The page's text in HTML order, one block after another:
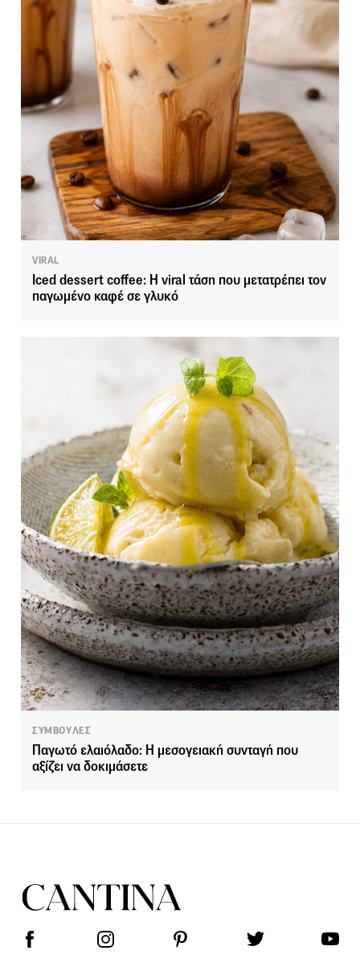
VIRAL
Iced dessert coffee: Η viral τάση που μετατρέπει τον
παγωμένο καφέ σε γλυκό
ΣΥΜΒΟΥΛΕΣ
Παγωτό ελαιόλαδο: Η μεσογειακή συνταγή που
αξίζει να δοκιμάσετε